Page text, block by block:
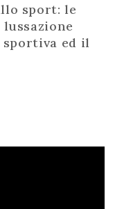
sport: le
sportiva ed il